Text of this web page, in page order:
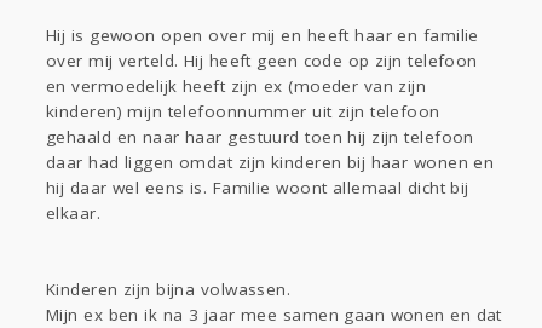
Hij is gewoon open over mij en heeft haar en familie
over mij verteld. Hij heeft geen code op zijn telefoon
en vermoedelijk heeft zijn ex (moeder van zijn
kinderen) mijn telefoonnummer uit zijn telefoon
gehaald en naar haar gestuurd toen hij zijn telefoon
daar had liggen omdat zijn kinderen bij haar wonen en
hij daar wel eens is. Familie woont allemaal dicht bij
elkaar.
Kinderen zijn bijna volwassen.
Mijn ex ben ik na 3 jaar mee samen gaan wonen en dat